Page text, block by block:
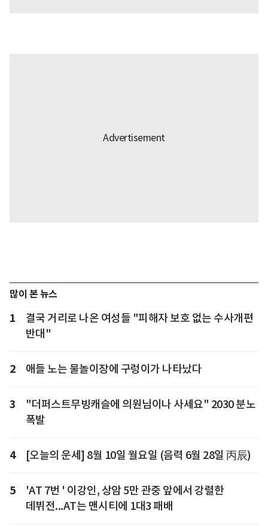
많이 본 뉴스
1
결국 거리로 나온 여성들 "피해자 보호 없는 수사개편
반대"
2 애들 노는 물놀이장에 구렁이가 나타났다
3
"더퍼스트무빙캐슬에 의원님이나 사세요" 2030 분노
폭발
4 [오늘의 운세] 8월 10일 월요일 (음력 6월 28일 丙辰)
5
'AT 7번 ' 이강인, 상암 5만 관중 앞에서 강렬한
데뷔전...AT는 맨시티에 1대3 패배